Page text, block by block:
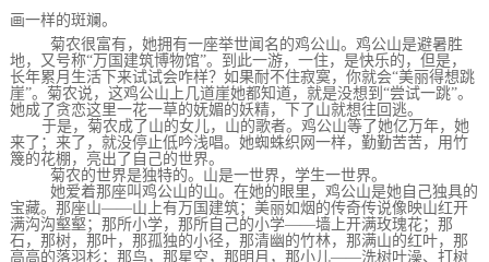
画一样的斑斓。
菊农很富有，她拥有一座举世闻名的鸡公山。鸡公山是避暑胜
地，又号称“万国建筑博物馆”。到此一游，一住，是快乐的，但是，
长年累月生活下来试试会咋样？如果耐不住寂寞，你就会“美丽得想跳
崖”。菊农说，这鸡公山上几道崖她都知道，就是没想到“尝试一跳”。
她成了贪恋这里一花一草的妩媚的妖精，下了山就想往回逃。
于是，菊农成了山的女儿，山的歌者。鸡公山等了她亿万年，她
来了；来了，就没停止低吟浅唱。她蜘蛛织网一样，勤勤苦苦，用竹
篾的花棚，亮出了自己的世界。
菊农的世界是独特的。山是一世界，学生一世界。
她爱着那座叫鸡公山的山。在她的眼里，鸡公山是她自己独具的
宝藏。那座山——山上有万国建筑；美丽如烟的传奇传说像映山红开
满沟沟壑壑；那所小学，那所自己的小学——墙上开满玫瑰花；那
石，那树，那叶，那孤独的小径，那清幽的竹林，那满山的红叶，那
高高的落羽杉；那鸟，那星空，那明月，那小儿——洗树叶澡、打树